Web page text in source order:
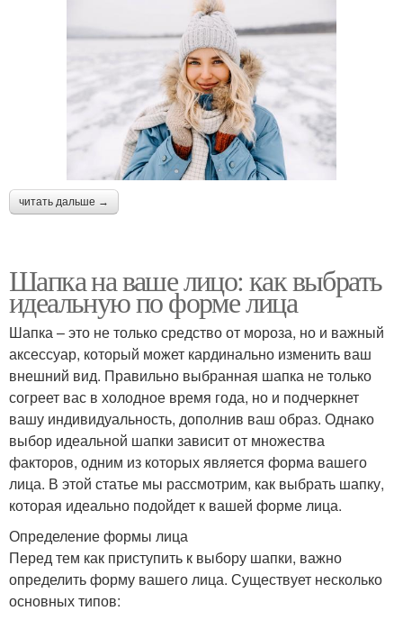
читать дальше →
Шапка на ваше лицо: как выбрать
идеальную по форме лица
Шапка – это не только средство от мороза, но и важный
аксессуар, который может кардинально изменить ваш
внешний вид. Правильно выбранная шапка не только
согреет вас в холодное время года, но и подчеркнет
вашу индивидуальность, дополнив ваш образ. Однако
выбор идеальной шапки зависит от множества
факторов, одним из которых является форма вашего
лица. В этой статье мы рассмотрим, как выбрать шапку,
которая идеально подойдет к вашей форме лица.
Определение формы лица
Перед тем как приступить к выбору шапки, важно
определить форму вашего лица. Существует несколько
основных типов: